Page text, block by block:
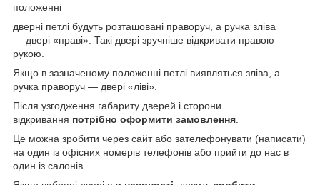
положенні
дверні петлі будуть розташовані праворуч, а ручка зліва
— двері «праві». Такі двері зручніше відкривати правою
рукою.
Якщо в зазначеному положенні петлі виявляться зліва, а
ручка праворуч — двері «ліві».
Після узгодження габариту дверей і сторони
відкривання потрібно оформити замовлення
Це можна зробити через сайт або зателефонувати (написати)
на один із офісних номерів телефонів або прийти до нас в
один із салонів.